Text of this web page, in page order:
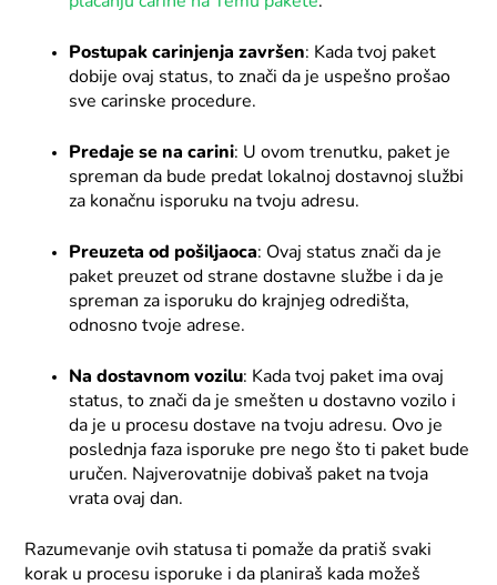
Postupak carinjenja završen: Kada tvoj paket
dobije ovaj status, to znači da je uspešno prošao
sve carinske procedure.
Predaje se na carini: U ovom trenutku, paket je
spreman da bude predat lokalnoj dostavnoj službi
za konačnu isporuku na tvoju adresu.
Preuzeta od pošiljaoca: Ovaj status znači da je
paket preuzet od strane dostavne službe i da je
spreman za isporuku do krajnjeg odredišta,
odnosno tvoje adrese.
Na dostavnom vozilu: Kada tvoj paket ima ovaj
status, to znači da je smešten u dostavno vozilo i
da je u procesu dostave na tvoju adresu. Ovo je
poslednja faza isporuke pre nego što ti paket bude
uručen. Najverovatnije dobivaš paket na tvoja
vrata ovaj dan.
Razumevanje ovih statusa ti pomaže da pratiš svaki
korak u procesu isporuke i da planiraš kada možeš